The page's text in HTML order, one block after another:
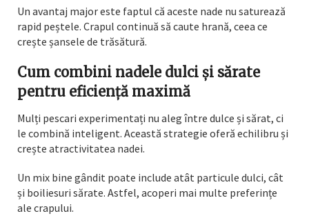
Un avantaj major este faptul că aceste nade nu saturează
rapid peștele. Crapul continuă să caute hrană, ceea ce
crește șansele de trăsătură.
Cum combini nadele dulci și sărate
pentru eficiență maximă
Mulți pescari experimentați nu aleg între dulce și sărat, ci
le combină inteligent. Această strategie oferă echilibru și
crește atractivitatea nadei.
Un mix bine gândit poate include atât particule dulci, cât
și boiliesuri sărate. Astfel, acoperi mai multe preferințe
ale crapului.